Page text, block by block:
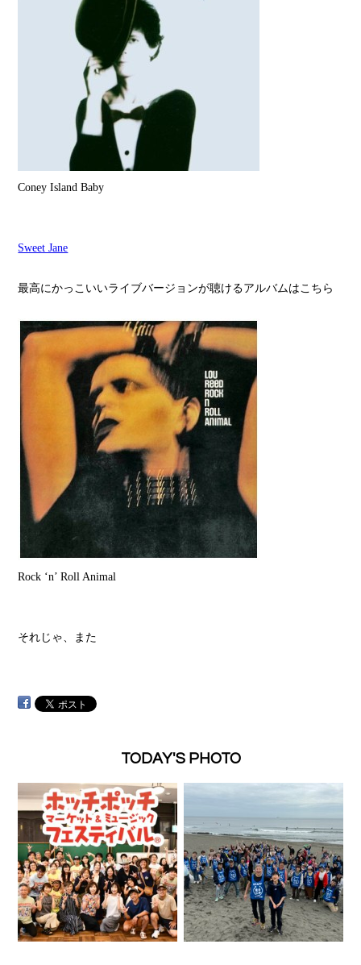
Coney Island Baby
Sweet Jane
最高にかっこいいライブバージョンが聴けるアルバムはこちら
Rock ‘n’ Roll Animal
それじゃ、また
TODAY'S PHOTO